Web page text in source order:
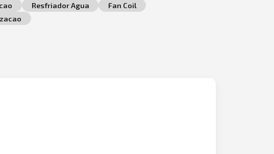
Resfriador Agua
Fan Coil